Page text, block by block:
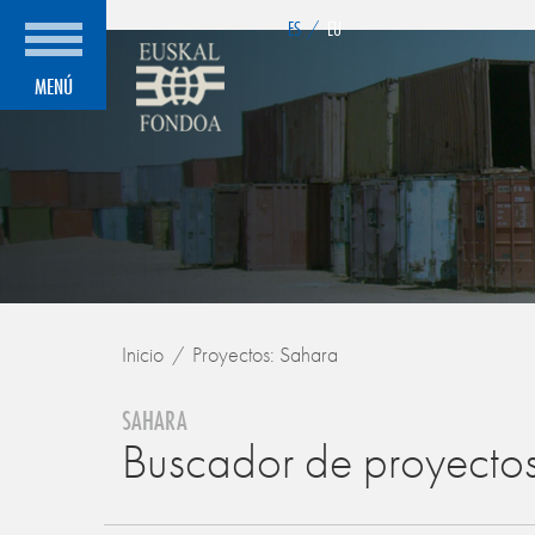
MENÚ
ES / EU
Inicio Proyectos: Sahara
SAHARA
Buscador de